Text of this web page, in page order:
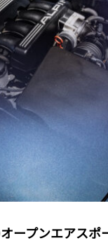
ープンエアス